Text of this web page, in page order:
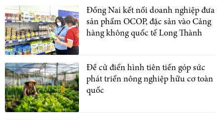
Đồng Nai kết nối doanh nghiệp đưa
sản phẩm OCOP, đặc sản vào Cảng
hàng không quốc tế Long Thành
Đề cử điển hình tiên tiến góp sức
phát triển nông nghiệp hữu cơ toàn
quốc